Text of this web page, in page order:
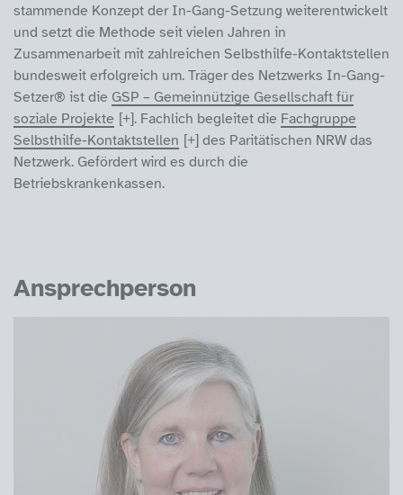
stammende Konzept der In-Gang-Setzung weiterentwickelt
und setzt die Methode seit vielen Jahren in
Zusammenarbeit mit zahlreichen Selbsthilfe-Kontaktstellen
bundesweit erfolgreich um. Träger des Netzwerks In-Gang-
Setzer® ist die GSP – Gemeinnützige Gesellschaft für
soziale Projekte
. Fachlich begleitet die Fachgruppe
Selbsthilfe-Kontaktstellen
des Paritätischen NRW das
Netzwerk. Gefördert wird es durch die
Betriebskrankenkassen.
Ansprechperson